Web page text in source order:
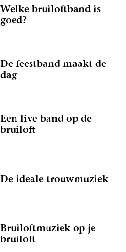
Welke bruiloftband is
goed?
De feestband maakt de
dag
Een live band op de
bruiloft
De ideale trouwmuziek
Bruiloftmuziek op je
bruiloft